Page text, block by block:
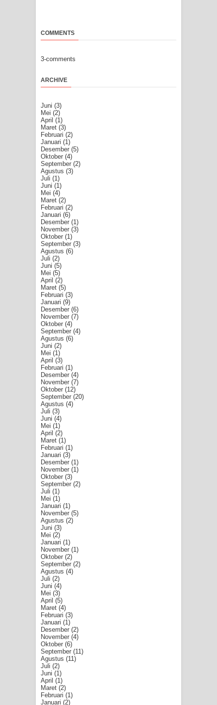
COMMENTS
3-comments
ARCHIVE
Juni (3)
Mei (2)
April (1)
Maret (3)
Februari (2)
Januari (1)
Desember (5)
Oktober (4)
September (2)
Agustus (3)
Juli (1)
Juni (1)
Mei (4)
Maret (2)
Februari (2)
Januari (6)
Desember (1)
November (3)
Oktober (1)
September (3)
Agustus (6)
Juli (2)
Juni (5)
Mei (5)
April (2)
Maret (5)
Februari (3)
Januari (9)
Desember (6)
November (7)
Oktober (4)
September (4)
Agustus (6)
Juni (2)
Mei (1)
April (3)
Februari (1)
Desember (4)
November (7)
Oktober (12)
September (20)
Agustus (4)
Juli (3)
Juni (4)
Mei (1)
April (2)
Maret (1)
Februari (1)
Januari (3)
Desember (1)
November (1)
Oktober (3)
September (2)
Juli (1)
Mei (1)
Januari (1)
November (5)
Agustus (2)
Juni (3)
Mei (2)
Januari (1)
November (1)
Oktober (2)
September (2)
Agustus (4)
Juli (2)
Juni (4)
Mei (3)
April (5)
Maret (4)
Februari (3)
Januari (1)
Desember (2)
November (4)
Oktober (6)
September (11)
Agustus (11)
Juli (2)
Juni (1)
April (1)
Maret (2)
Februari (1)
Januari (2)